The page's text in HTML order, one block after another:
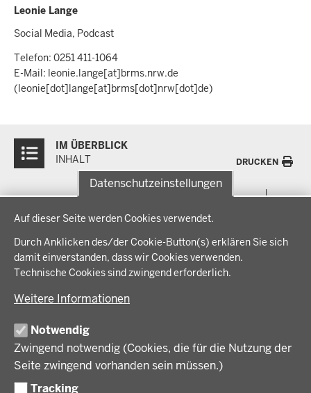
Datenschutzeinstellungen
Auf dieser Seite werden Cookies verwendet.
Durch Anklicken des/der Cookie-Button(s) erklären Sie sich
damit einverstanden, dass wir Cookies verwenden.
Technische Cookies sind zwingend erforderlich.
Weitere Informationen
Notwendig
Zwingend notwendig (Cookies, die für die Nutzung der
Seite zwingend vorhanden sein müssen.)
Tracking
Leonie Lange
Social Media, Podcast
Telefon: 0251 411-1064
E-Mail: leonie.lange[at]brms.nrw.de
(leonie[dot]lange[at]brms[dot]nrw[dot]de)
Inhalte
IM ÜBERBLICK
INHALT
DRUCKEN
Menü
der
Fußzeile
THEMEN
Bauen, Planen und Verkehr
Bildung, Schule und Sport
Regionalplanung und Regionalrat
Wirtschaft, Kultur und Kommunales
IM FOKUS
Energiewende AG
Zusammenarbeit mit den Niederlanden
BEZIRKSREGIERUNG
Regierungsbezirk Münster
Geschichte und Gegenwart
Behördenleitung
Organisation
Förderlotsinnen und Förderlotsen
KARRIERE UND AUSBILDUNG
Stellenangebote